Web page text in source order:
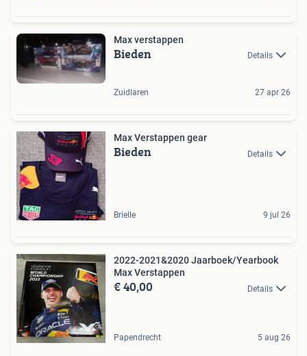
Max verstappen
Bieden Details
Zuidlaren 27 apr 26
Max Verstappen gear
Bieden Details
Brielle 9 jul 26
2022-2021&2020 Jaarboek/Yearbook
Max Verstappen
€ 40,00 Details
Papendrecht 5 aug 26